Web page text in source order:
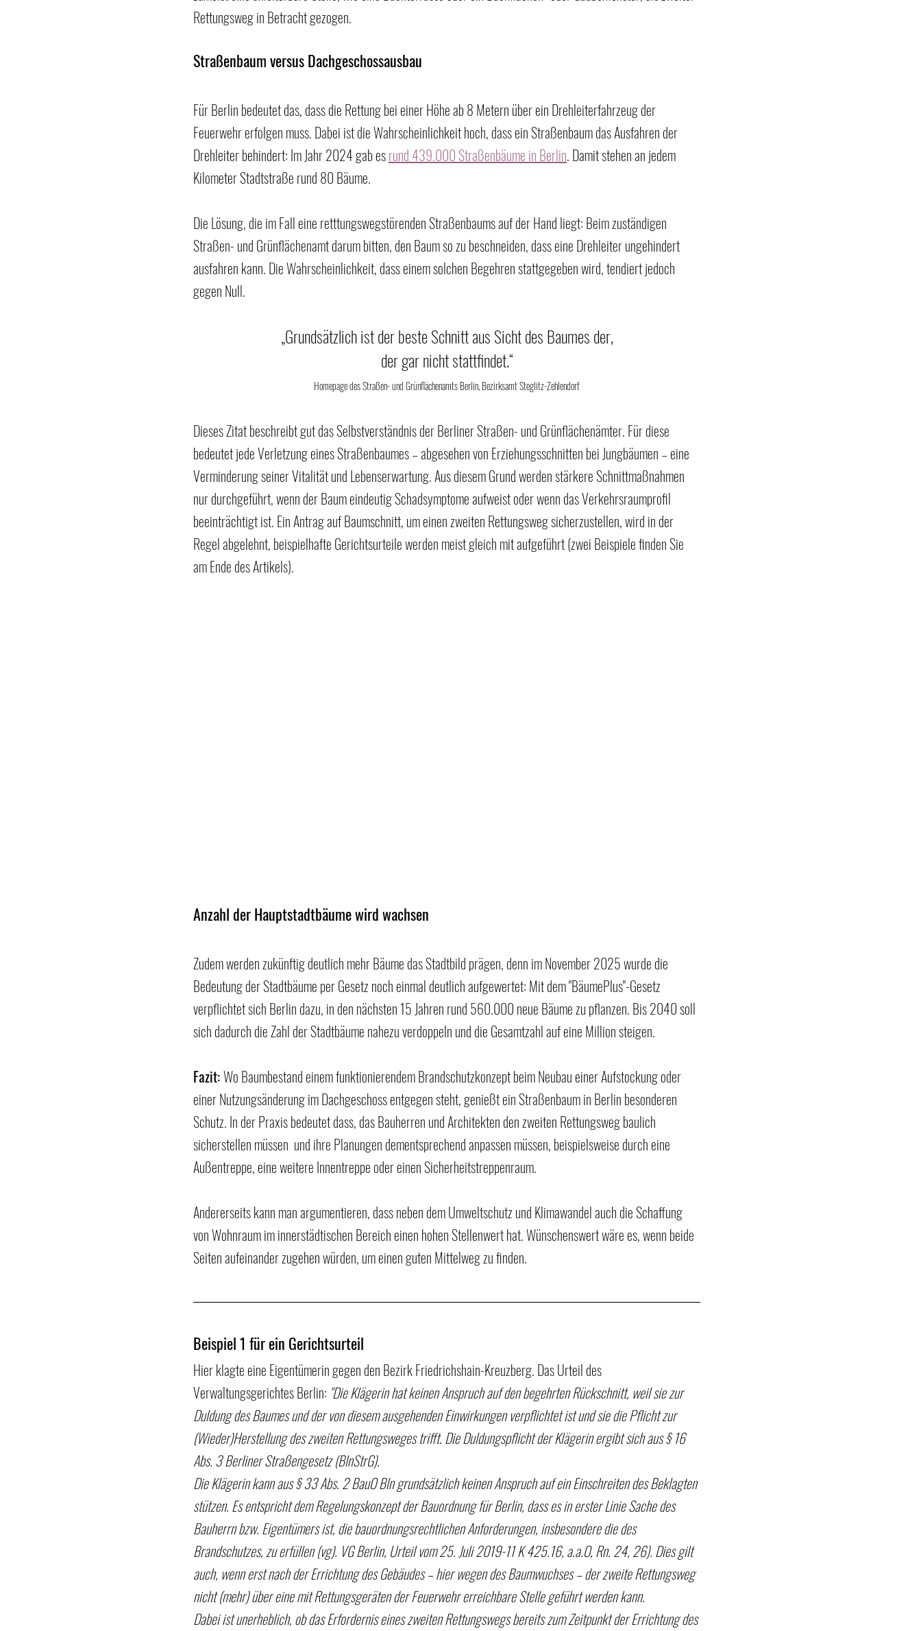
Rettungsweg in Betracht gezogen.
Straßenbaum versus Dachgeschossausbau
Für Berlin bedeutet das, dass die Rettung bei einer Höhe ab 8 Metern über ein Drehleiterfahrzeug der
Feuerwehr erfolgen muss. Dabei ist die Wahrscheinlichkeit hoch, dass ein Straßenbaum das Ausfahren der
Drehleiter behindert: Im Jahr 2024 gab es rund 439.000 Straßenbäume in Berlin. Damit stehen an jedem
Kilometer Stadtstraße rund 80 Bäume.
Die Lösung, die im Fall eine retttungswegstörenden Straßenbaums auf der Hand liegt: Beim zuständigen
Straßen- und Grünflächenamt darum bitten, den Baum so zu beschneiden, dass eine Drehleiter ungehindert
ausfahren kann. Die Wahrscheinlichkeit, dass einem solchen Begehren stattgegeben wird, tendiert jedoch
gegen Null.
„Grundsätzlich ist der beste Schnitt aus Sicht des Baumes der,
der gar nicht stattfindet.“
Homepage des Straßen- und Grünflächenamts Berlin, Bezirksamt Steglitz-Zehlendorf
Dieses Zitat beschreibt gut das Selbstverständnis der Berliner Straßen- und Grünflächenämter. Für diese
bedeutet jede Verletzung eines Straßenbaumes – abgesehen von Erziehungsschnitten bei Jungbäumen – eine
Verminderung seiner Vitalität und Lebenserwartung. Aus diesem Grund werden stärkere Schnittmaßnahmen
nur durchgeführt, wenn der Baum eindeutig Schadsymptome aufweist oder wenn das Verkehrsraumprofil
beeinträchtigt ist. Ein Antrag auf Baumschnitt, um einen zweiten Rettungsweg sicherzustellen, wird in der
Regel abgelehnt, beispielhafte Gerichtsurteile werden meist gleich mit aufgeführt (zwei Beispiele finden Sie
am Ende des Artikels).
Anzahl der Hauptstadtbäume wird wachsen
Zudem werden zukünftig deutlich mehr Bäume das Stadtbild prägen, denn im November 2025 wurde die
Bedeutung der Stadtbäume per Gesetz noch einmal deutlich aufgewertet: Mit dem "BäumePlus"-Gesetz
verpflichtet sich Berlin dazu, in den nächsten 15 Jahren rund 560.000 neue Bäume zu pflanzen. Bis 2040 soll
sich dadurch die Zahl der Stadtbäume nahezu verdoppeln und die Gesamtzahl auf eine Million steigen.
Fazit: Wo Baumbestand einem funktionierendem Brandschutzkonzept beim Neubau einer Aufstockung oder
einer Nutzungsänderung im Dachgeschoss entgegen steht, genießt ein Straßenbaum in Berlin besonderen
Schutz. In der Praxis bedeutet dass, das Bauherren und Architekten den zweiten Rettungsweg baulich
sicherstellen müssen  und ihre Planungen dementsprechend anpassen müssen, beispielsweise durch eine
Außentreppe, eine weitere Innentreppe oder einen Sicherheitstreppenraum.
Andererseits kann man argumentieren, dass neben dem Umweltschutz und Klimawandel auch die Schaffung
von Wohnraum im innerstädtischen Bereich einen hohen Stellenwert hat. Wünschenswert wäre es, wenn beide
Seiten aufeinander zugehen würden, um einen guten Mittelweg zu finden.
Beispiel 1 für ein Gerichtsurteil
Hier klagte eine Eigentümerin gegen den Bezirk Friedrichshain-Kreuzberg. Das Urteil des
Verwaltungsgerichtes Berlin: "Die Klägerin hat keinen Anspruch auf den begehrten Rückschnitt, weil sie zur
Duldung des Baumes und der von diesem ausgehenden Einwirkungen verpflichtet ist und sie die Pflicht zur
(Wieder)Herstellung des zweiten Rettungsweges trifft. Die Duldungspflicht der Klägerin ergibt sich aus § 16
Abs. 3 Berliner Straßengesetz (BlnStrG).
Die Klägerin kann aus § 33 Abs. 2 BauO Bln grundsätzlich keinen Anspruch auf ein Einschreiten des Beklagten
stützen. Es entspricht dem Regelungskonzept der Bauordnung für Berlin, dass es in erster Linie Sache des
Bauherrn bzw. Eigentümers ist, die bauordnungsrechtlichen Anforderungen, insbesondere die des
Brandschutzes, zu erfüllen (vg). VG Berlin, Urteil vom 25. Juli 2019-11 K 425.16, a.a.O, Rn. 24, 26). Dies gilt
auch, wenn erst nach der Errichtung des Gebäudes – hier wegen des Baumwuchses – der zweite Rettungsweg
nicht (mehr) über eine mit Rettungsgeräten der Feuerwehr erreichbare Stelle geführt werden kann.
Dabei ist unerheblich, ob das Erfordernis eines zweiten Rettungswegs bereits zum Zeitpunkt der Errichtung des